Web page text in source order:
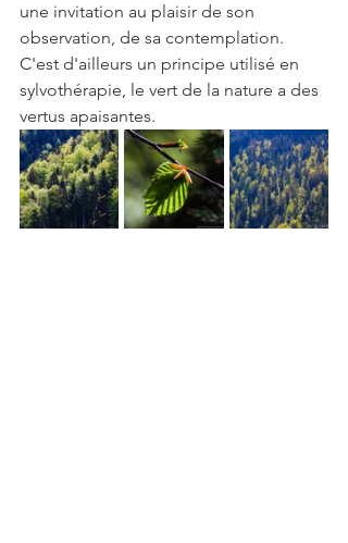
une invitation au plaisir de son
observation, de sa contemplation.
C'est d'ailleurs un principe utilisé en
sylvothérapie, le vert de la nature a des
vertus apaisantes.